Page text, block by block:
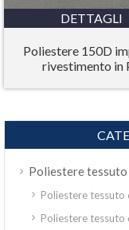
DETTAGLI
Poliestere 150D
rivestimento in
Poliestere
Poliestere
Poliestere